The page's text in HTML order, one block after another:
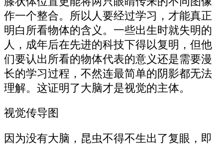
作一个整合。所以人要经过学习，才能真正
明白所看物体的含义。一些出生时就失明的
人，成年后在先进的科技下得以复明，但他
们要认出所看的物体代表的意义还是需要漫
长的学习过程，不然连最简单的阴影都无法
理解。这证明了大脑才是视觉的主体。
视觉传导图
因为没有大脑，昆虫不得不生出了复眼，即